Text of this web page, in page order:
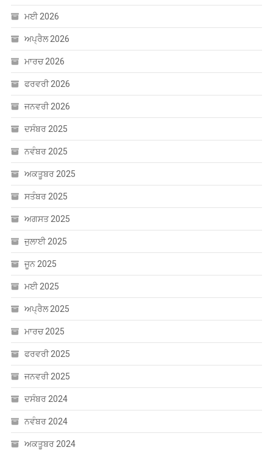
ਮਈ 2026
ਅਪ੍ਰੈਲ 2026
ਮਾਰਚ 2026
ਫਰਵਰੀ 2026
ਜਨਵਰੀ 2026
ਦਸੰਬਰ 2025
ਨਵੰਬਰ 2025
ਅਕਤੂਬਰ 2025
ਸਤੰਬਰ 2025
ਅਗਸਤ 2025
ਜੁਲਾਈ 2025
ਜੂਨ 2025
ਮਈ 2025
ਅਪ੍ਰੈਲ 2025
ਮਾਰਚ 2025
ਫਰਵਰੀ 2025
ਜਨਵਰੀ 2025
ਦਸੰਬਰ 2024
ਨਵੰਬਰ 2024
ਅਕਤੂਬਰ 2024